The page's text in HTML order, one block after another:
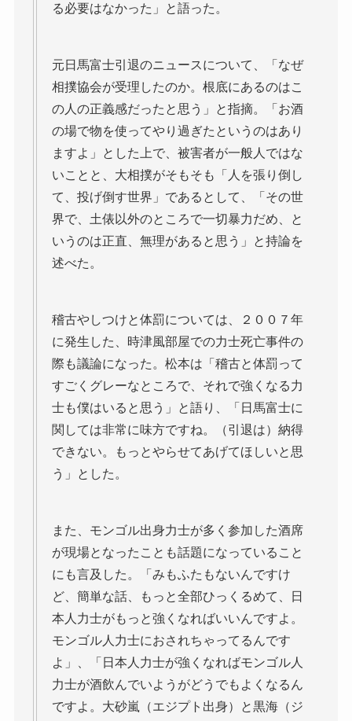
る必要はなかった」と語った。
元日馬富士引退のニュースについて、「なぜ
相撲協会が受理したのか。根底にあるのはこ
の人の正義感だったと思う」と指摘。「お酒
の場で物を使ってやり過ぎたというのはあり
ますよ」とした上で、被害者が一般人ではな
いことと、大相撲がそもそも「人を張り倒し
て、投げ倒す世界」であるとして、「その世
界で、土俵以外のところで一切暴力だめ、と
いうのは正直、無理があると思う」と持論を
述べた。
稽古やしつけと体罰については、２００７年
に発生した、時津風部屋での力士死亡事件の
際も議論になった。松本は「稽古と体罰って
すごくグレーなところで、それで強くなる力
士も僕はいると思う」と語り、「日馬富士に
関しては非常に味方ですね。（引退は）納得
できない。もっとやらせてあげてほしいと思
う」とした。
また、モンゴル出身力士が多く参加した酒席
が現場となったことも話題になっていること
にも言及した。「みもふたもないんですけ
ど、簡単な話、もっと全部ひっくるめて、日
本人力士がもっと強くなればいいんですよ。
モンゴル人力士におされちゃってるんです
よ」、「日本人力士が強くなればモンゴル人
力士が酒飲んでいようがどうでもよくなるん
ですよ。大砂嵐（エジプト出身）と黒海（ジ